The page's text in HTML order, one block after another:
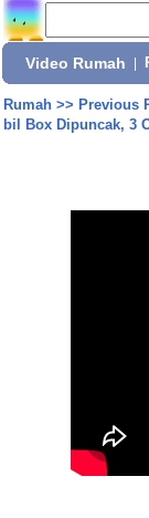
Video Rumah
Rumah>> Previous
bil Box Dipuncak, 3